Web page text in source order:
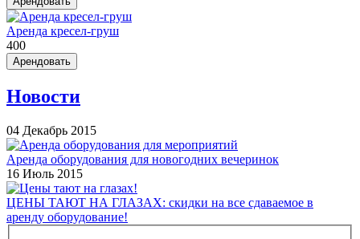
Аренда кресел-груш
400
Арендовать
Новости
04 Декабрь 2015
Аренда оборудования для новогодних вечеринок
16 Июль 2015
ЦЕНЫ ТАЮТ НА ГЛАЗАХ: скидки на все сдаваемое в
аренду оборудование!